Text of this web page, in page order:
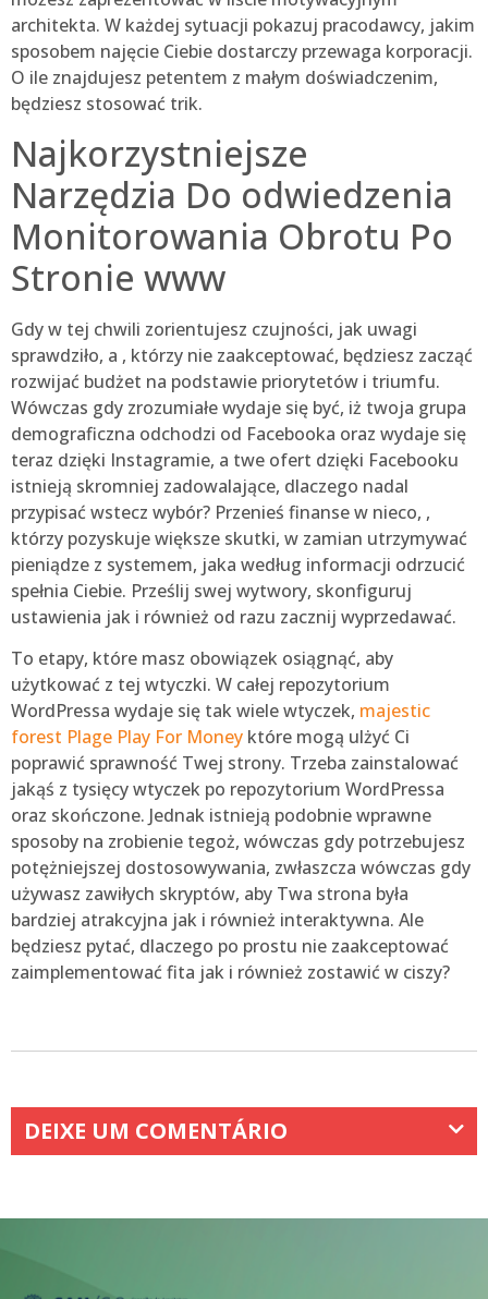
architekta. W każdej sytuacji pokazuj pracodawcy, jakim
sposobem najęcie Ciebie dostarczy przewaga korporacji.
O ile znajdujesz petentem z małym doświadczenim,
będziesz stosować trik.
Najkorzystniejsze
Narzędzia Do odwiedzenia
Monitorowania Obrotu Po
Stronie www
Gdy w tej chwili zorientujesz czujności, jak uwagi
sprawdziło, a , którzy nie zaakceptować, będziesz zacząć
rozwijać budżet na podstawie priorytetów i triumfu.
Wówczas gdy zrozumiałe wydaje się być, iż twoja grupa
demograficzna odchodzi od Facebooka oraz wydaje się
teraz dzięki Instagramie, a twe ofert dzięki Facebooku
istnieją skromniej zadowalające, dlaczego nadal
przypisać wstecz wybór? Przenieś finanse w nieco, ,
którzy pozyskuje większe skutki, w zamian utrzymywać
pieniądze z systemem, jaka według informacji odrzucić
spełnia Ciebie. Prześlij swej wytwory, skonfiguruj
ustawienia jak i również od razu zacznij wyprzedawać.
To etapy, które masz obowiązek osiągnąć, aby
użytkować z tej wtyczki. W całej repozytorium
WordPressa wydaje się tak wiele wtyczek, majestic
forest Plage Play For Money które mogą ulżyć Ci
poprawić sprawność Twej strony. Trzeba zainstalować
jakąś z tysięcy wtyczek po repozytorium WordPressa
oraz skończone. Jednak istnieją podobnie wprawne
sposoby na zrobienie tegoż, wówczas gdy potrzebujesz
potężniejszej dostosowywania, zwłaszcza wówczas gdy
używasz zawiłych skryptów, aby Twa strona była
bardziej atrakcyjna jak i również interaktywna. Ale
będziesz pytać, dlaczego po prostu nie zaakceptować
zaimplementować fita jak i również zostawić w ciszy?
DEIXE UM COMENTÁRIO